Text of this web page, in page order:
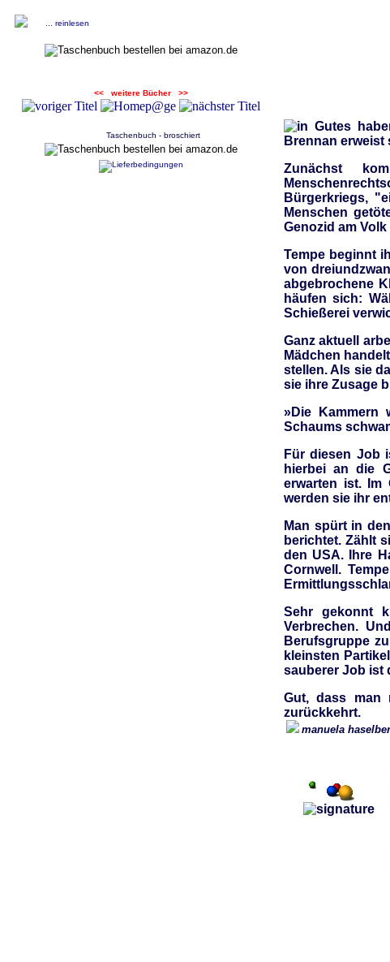
... reinlesen
<< weitere Bücher >>
Taschenbuch - broschiert
in Gutes
Brennan erweist
Zunächst
Bürgerkriegs,
Menschen
Genozid am
Tempe beginnt
von
abgebrochene
häufen sich:
Schießerei
Ganz aktuell
Mädchen
stellen. Als sie
sie ihre Zusage
»Die Kammern
Schaums
Für diesen Job
hierbei an die
erwarten ist. Im
werden sie ihr
Man spürt in
berichtet. Zählt
den USA. Ihre
Cornwell.
Sehr gekonnt
Verbrechen.
Berufsgruppe
kleinsten
sauberer Job ist
Gut, dass man
zurückkehrt.
manuela